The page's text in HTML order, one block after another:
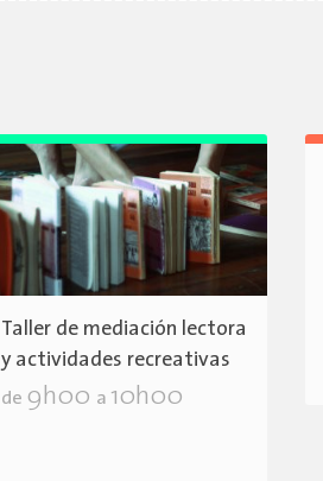
Taller de mediación lectora
y actividades recreativas
de 9h00 a 10h00